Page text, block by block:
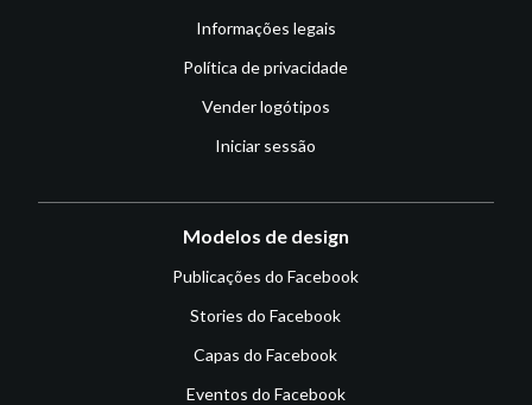
Informações legais
Política de privacidade
Vender logótipos
Iniciar sessão
Modelos de design
Publicações do Facebook
Stories do Facebook
Capas do Facebook
Eventos do Facebook